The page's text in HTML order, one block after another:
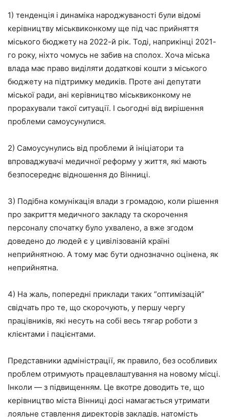
1) тенденція і динаміка народжуваності були відомі
керівництву міськвиконкому ще під час прийняття
міського бюджету на 2022-й рік. Тоді, наприкінці 2021-
го року, ніхто чомусь не забив на сполох. Хоча міська
влада має право виділяти додаткові кошти з міського
бюджету на підтримку медиків. Проте ані депутати
міської ради, ані керівництво міськвиконкому не
прорахували такої ситуації. І сьогодні від вирішення
проблеми самоусунулися.
2) Самоусунулись від проблеми й ініціатори та
впроваджувачі медичної реформу у життя, які мають
безпосереднє відношення до Вінниці.
3) Подібна комунікація влади з громадою, коли рішення
про закриття медичного закладу та скорочення
персоналу спочатку було ухвалено, а вже згодом
доведено до людей є у цивілізованій країні
неприйнятною. А тому має бути однозначно оцінена, як
неприйнятна.
4) На жаль, попередні приклади таких “оптимізацій”
свідчать про те, що скорочують, у першу чергу
працівників, які несуть на собі весь тягар роботи з
клієнтами і пацієнтами.
Представники адміністрації, як правило, без особливих
проблем отримують працевлаштування на новому місці.
Інколи — з підвищенням. Це вкотре доводить те, що
керівництво міста Вінниці досі намагається утримати
лояльне ставлення директорів закладів, натомість